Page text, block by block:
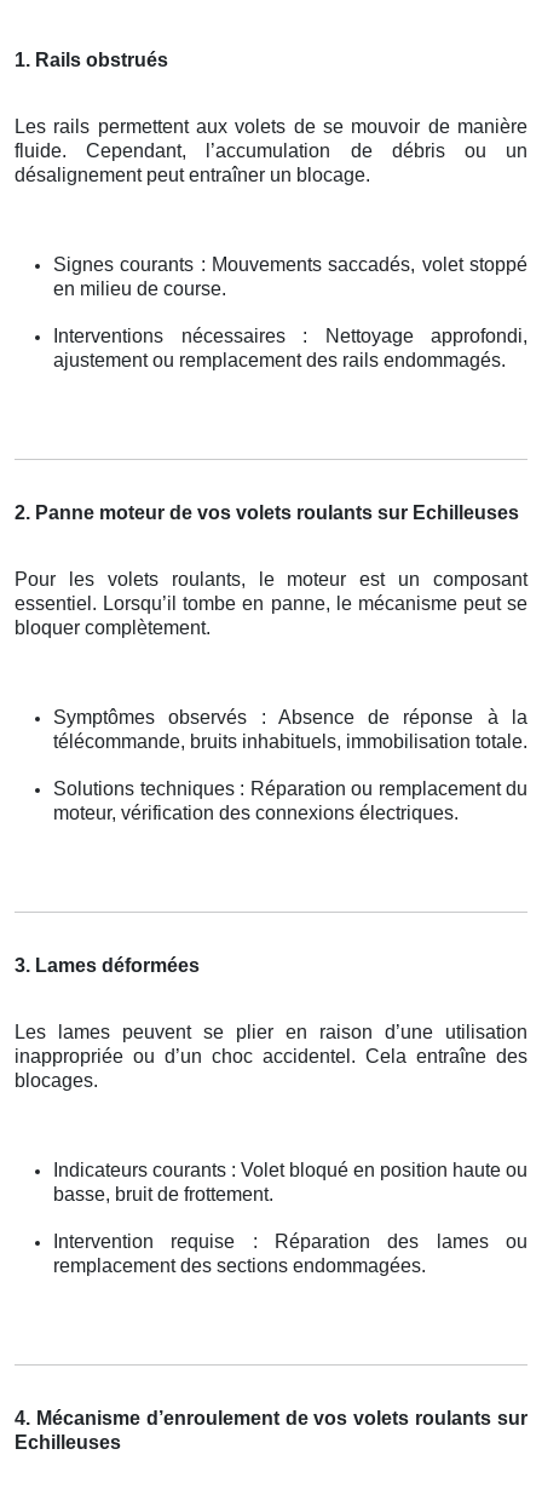
1. Rails obstrués
Les rails permettent aux volets de se mouvoir de manière
fluide. Cependant, l’accumulation de débris ou un
désalignement peut entraîner un blocage.
Signes courants : Mouvements saccadés, volet stoppé
en milieu de course.
Interventions nécessaires : Nettoyage approfondi,
ajustement ou remplacement des rails endommagés.
2. Panne moteur de vos volets roulants sur Echilleuses
Pour les volets roulants, le moteur est un composant
essentiel. Lorsqu’il tombe en panne, le mécanisme peut se
bloquer complètement.
Symptômes observés : Absence de réponse à la
télécommande, bruits inhabituels, immobilisation totale.
Solutions techniques : Réparation ou remplacement du
moteur, vérification des connexions électriques.
3. Lames déformées
Les lames peuvent se plier en raison d’une utilisation
inappropriée ou d’un choc accidentel. Cela entraîne des
blocages.
Indicateurs courants : Volet bloqué en position haute ou
basse, bruit de frottement.
Intervention requise : Réparation des lames ou
remplacement des sections endommagées.
4. Mécanisme d’enroulement de vos volets roulants sur
Echilleuses